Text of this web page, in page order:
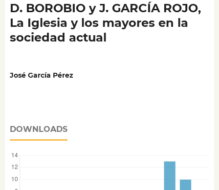
D. BOROBIO y J. GARCÍA ROJO,
La Iglesia y los mayores en la
sociedad actual
José García Pérez
DOWNLOADS